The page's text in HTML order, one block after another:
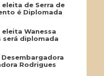
de Serra de
é Diplomada
Wanessa
será diplomada
Desembargadora
Rodrigues